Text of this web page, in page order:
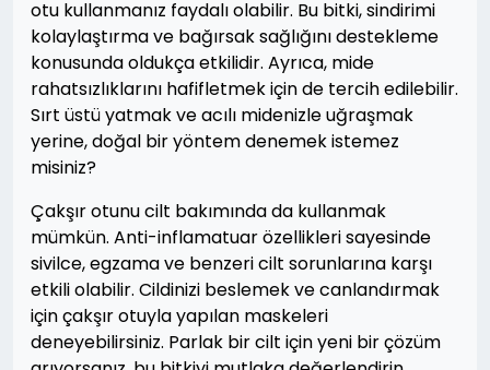
otu kullanmanız faydalı olabilir. Bu bitki, sindirimi
kolaylaştırma ve bağırsak sağlığını destekleme
konusunda oldukça etkilidir. Ayrıca, mide
rahatsızlıklarını hafifletmek için de tercih edilebilir.
Sırt üstü yatmak ve acılı midenizle uğraşmak
yerine, doğal bir yöntem denemek istemez
misiniz?
Çakşır otunu cilt bakımında da kullanmak
mümkün. Anti-inflamatuar özellikleri sayesinde
sivilce, egzama ve benzeri cilt sorunlarına karşı
etkili olabilir. Cildinizi beslemek ve canlandırmak
için çakşır otuyla yapılan maskeleri
deneyebilirsiniz. Parlak bir cilt için yeni bir çözüm